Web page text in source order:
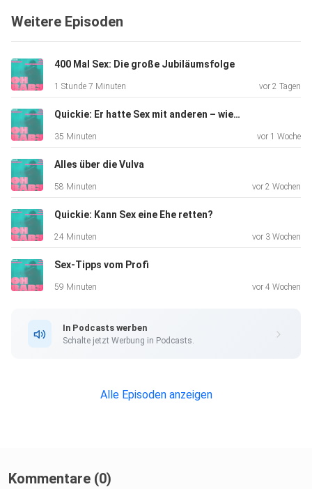
laufen lassen, wenn es zur Sache geht? Das alles und noch
mehr in der neuen Oh, Baby-Folge. Viel Spaß!
Weitere Episoden
400 Mal Sex: Die große Jubiläumsfolge
1 Stunde 7 Minuten vor 2 Tagen
Quickie: Er hatte Sex mit anderen – wie gehe ich damit um
35 Minuten vor 1 Woche
Alles über die Vulva
58 Minuten vor 2 Wochen
Quickie: Kann Sex eine Ehe retten?
24 Minuten vor 3 Wochen
Sex-Tipps vom Profi
59 Minuten vor 4 Wochen
In Podcasts werben
Schalte jetzt Werbung in Podcasts.
Alle Episoden anzeigen
Kommentare (0)